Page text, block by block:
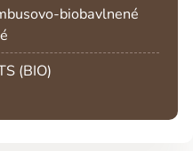
biobavlnené
(BIO)